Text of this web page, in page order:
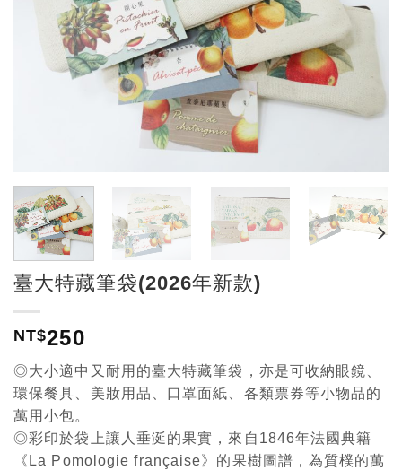
臺大特藏筆袋(2026年新款)
NT$250
◎大小適中又耐用的臺大特藏筆袋，亦是可收納眼鏡、
環保餐具、美妝用品、口罩面紙、各類票券等小物品的
萬用小包。
◎彩印於袋上讓人垂涎的果實，來自1846年法國典籍
《La Pomologie française》的果樹圖譜，為質樸的萬